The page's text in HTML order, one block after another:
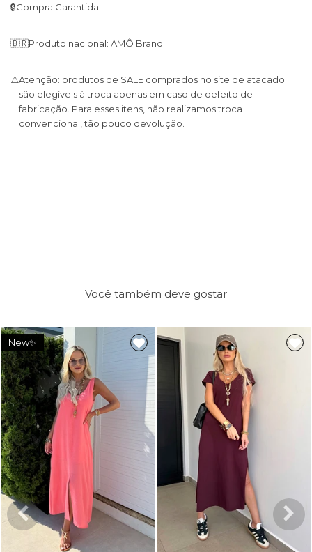
🔒Compra Garantida.
🇧🇷Produto nacional: AMÔ Brand.
⚠️Atenção: produtos de SALE comprados no site de atacado
são elegíveis à troca apenas em caso de defeito de
fabricação. Para esses itens, não realizamos troca
convencional, tão pouco devolução.
Você também deve gostar
New✨